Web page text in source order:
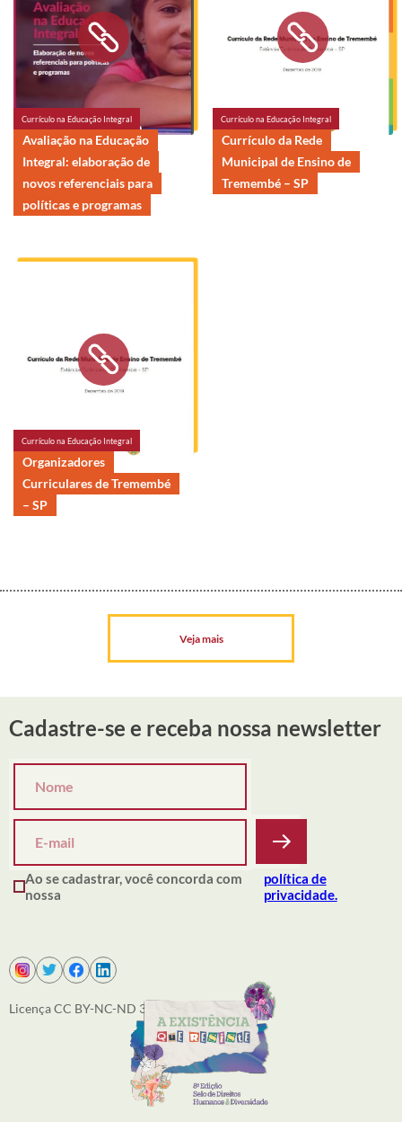
Currículo na Educação Integral
Avaliação na Educação
Integral: elaboração de
novos referenciais para
políticas e programas
Currículo na Educação Integral
Currículo da Rede
Municipal de Ensino de
Tremembé – SP
Currículo na Educação Integral
Organizadores
Curriculares de Tremembé
– SP
Veja mais
Cadastre-se e receba nossa newsletter
Ao se cadastrar, você concorda com
nossa
política de
privacidade.
Licença CC BY-NC-ND 3.0